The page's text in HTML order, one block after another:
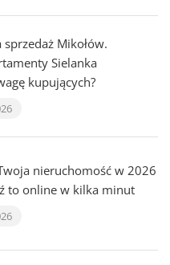
Mikołów.
Sielanka
kupujących?
nieruchomość w 2026
to online w kilka minut